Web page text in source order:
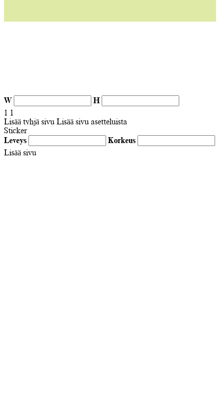
W
H
1 1
Lisää tyhjä sivu Lisää sivu asetteluista
Sticker
Leveys
Korkeus
Lisää sivu